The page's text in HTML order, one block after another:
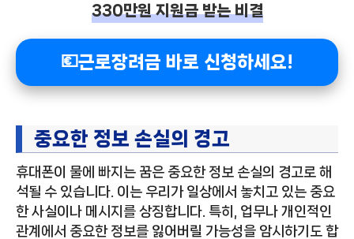
330만원 지원금 받는 비결
💶근로장려금 바로 신청하세요!
중요한 정보 손실의 경고
휴대폰이 물에 빠지는 꿈은 중요한 정보 손실의 경고로 해
석될 수 있습니다. 이는 우리가 일상에서 놓치고 있는 중요
한 사실이나 메시지를 상징합니다. 특히, 업무나 개인적인
관계에서 중요한 정보를 잃어버릴 가능성을 암시하기도 합